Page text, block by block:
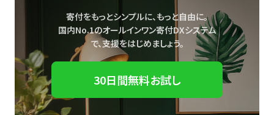
寄付をもっとシンプルに、もっと自由に。
国内No.1のオールインワン寄付DXシステム
で、支援をはじめましょう。
30日間無料お試し